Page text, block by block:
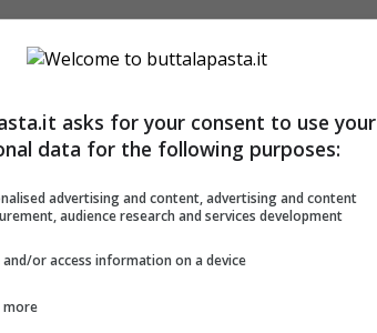
un po’ di olio evo e metterli su
30 minuti. A questo punto non ci
di girarli e rigirarli di tanto in tanto.
mettere in una ciotola ed
appena pronti.
asks for your consent to use your
data for the following purposes:
advertising and content, advertising and content
audience research and services development
or access information on a device
more